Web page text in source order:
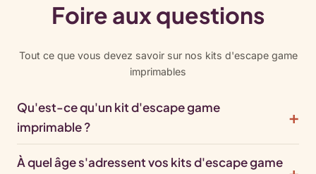
Foire aux questions
Tout ce que vous devez savoir sur nos kits d'escape game
imprimables
Qu'est-ce qu'un kit d'escape game
imprimable ?
À quel âge s'adressent vos kits d'escape game